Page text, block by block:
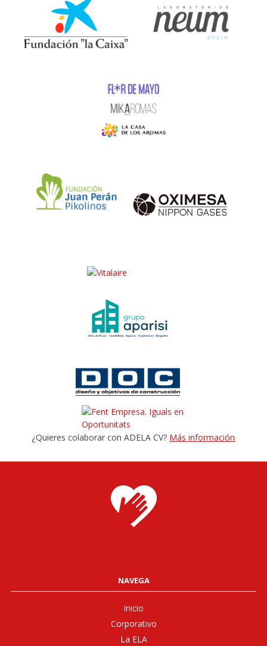
¿Quieres colaborar con ADELA CV? Más información
NAVEGA
Inicio
Corporativo
La ELA